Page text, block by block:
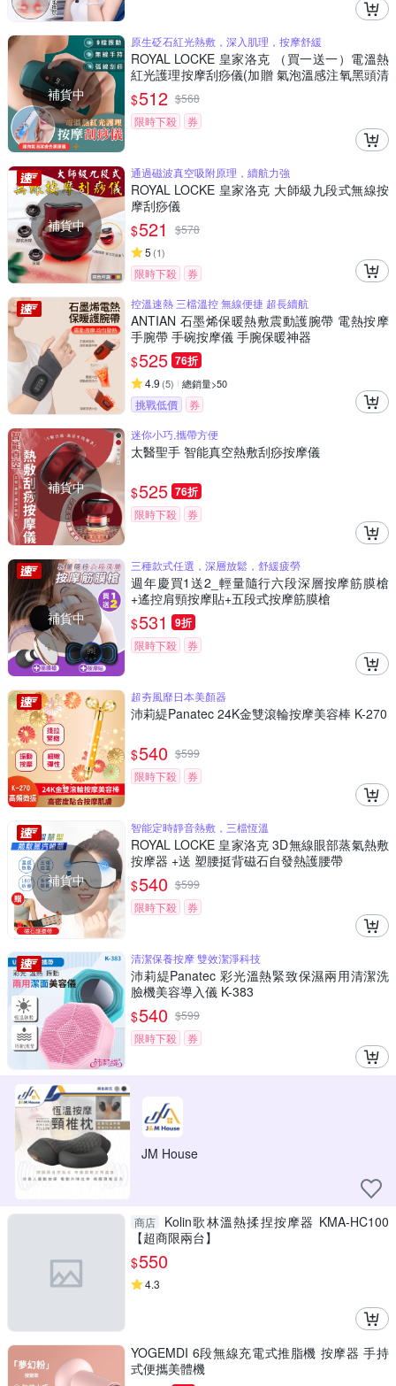
補貨中
原生砭石紅光熱敷，深入肌理，按摩舒緩
ROYAL LOCKE 皇家洛克 （買一送一）電溫熱
紅光護理按摩刮痧儀(加贈 氣泡溫感注氧黑頭清
潔儀)
$512 $568
限時下殺
券
補貨中
通過磁波真空吸附原理，續航力強
ROYAL LOCKE 皇家洛克 大師級九段式無線按
摩刮痧儀
$521 $578
5 (1)
限時下殺
券
控溫速熱 三檔溫控 無線便捷 超長續航
ANTIAN 石墨烯保暖熱敷震動護腕帶 電熱按摩
手腕帶 手碗按摩儀 手腕保暖神器
$525 76折
4.9 (5) 總銷量>50
挑戰低價 券
補貨中
迷你小巧,攜帶方便
太醫聖手 智能真空熱敷刮痧按摩儀
$525 76折
限時下殺 券
補貨中
三種款式任選，深層放鬆，舒緩疲勞
週年慶買1送2_輕量隨行六段深層按摩筋膜槍
+遙控肩頸按摩貼+五段式按摩筋膜槍
$531 9折
限時下殺 券
超夯風靡日本美顏器
沛莉緹Panatec 24K金雙滾輪按摩美容棒 K-270
$540 $599
限時下殺
券
補貨中
智能定時靜音熱敷，三檔恆溫
ROYAL LOCKE 皇家洛克 3D無線眼部蒸氣熱敷
按摩器 +送 塑腰挺背磁石自發熱護腰帶
$540 $599
限時下殺
券
清潔保養按摩 雙效潔淨科技
沛莉緹Panatec 彩光溫熱緊致保濕兩用清潔洗
臉機美容導入儀 K-383
$540 $599
限時下殺
券
JM House
商店
Kolin歌林溫熱揉捏按摩器 KMA-HC100
【超商限兩台】
$550
4.3
YOGEMDI 6段無線充電式推脂機 按摩器 手持
式便攜美體機